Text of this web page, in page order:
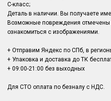
C-класс;
Деталь в наличии. Вы получаете
Возможные повреждения отмечены
ознакомиться с изображениями.
+ Отправим Яндекс по СПб, в
+ Упаковка и доставка до ТК
+ 09:00-21:00 без выходных
Для СТО оплата по безналу с НДС.